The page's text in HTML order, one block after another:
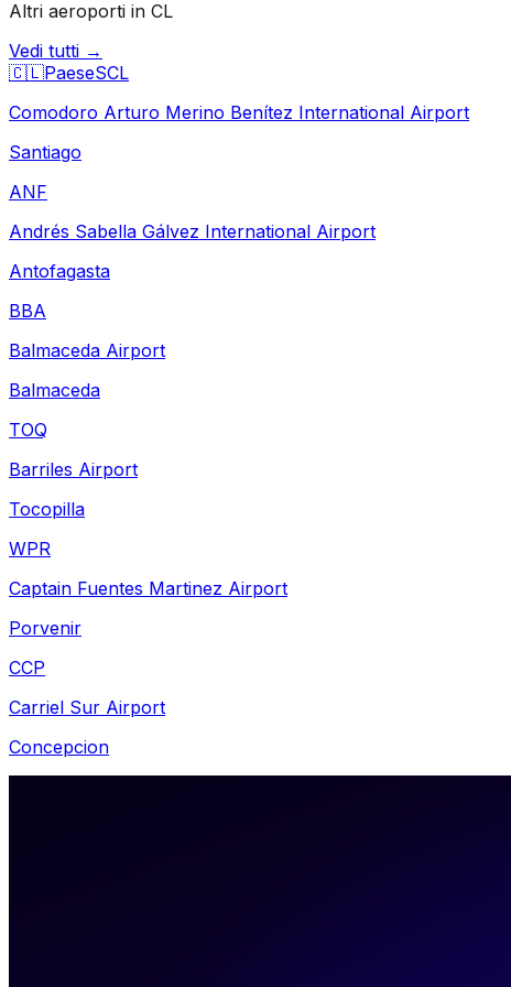
Altri aeroporti in CL
Vedi tutti →
🇨🇱PaeseSCL
Comodoro Arturo Merino Benítez International Airport
Santiago
ANF
Andrés Sabella Gálvez International Airport
Antofagasta
BBA
Balmaceda Airport
Balmaceda
TOQ
Barriles Airport
Tocopilla
WPR
Captain Fuentes Martinez Airport
Porvenir
CCP
Carriel Sur Airport
Concepcion